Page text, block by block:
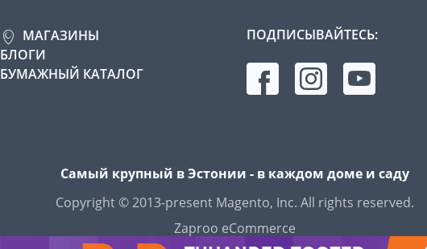
МАГАЗИНЫ
БЛОГИ
БУМАЖНЫЙ КАТАЛОГ
ПОДПИСЫВАЙТЕСЬ:
Самый крупный в Эстонии - в каждом доме и саду
Copyright © 2013-present Magento, Inc. All rights reserved.
Zaproo eCommerce